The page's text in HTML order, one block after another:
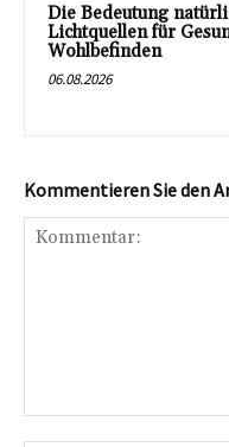
Die Bedeutung
Lichtquellen für
Wohlbefinden
06.08.2026
Kommentieren Sie den